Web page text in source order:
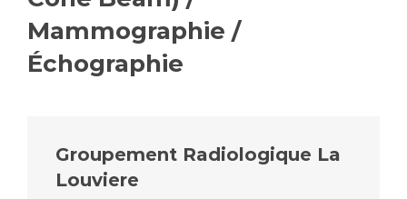
Mammographie /
Échographie
Groupement Radiologique La
Louviere